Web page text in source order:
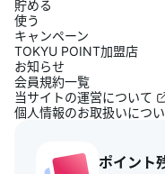
貯める
使う
キャンペーン
TOKYU POINT加盟店
お知らせ
会員規約一覧
当サイトの運営について
個人情報のお取扱いにつ
ポイント